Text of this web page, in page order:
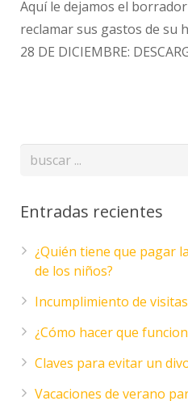
Aquí le dejamos el
reclamar sus gastos de su
28 DE DICIEMBRE:
Entradas recientes
¿Quién tiene que pagar
de los niños?
Incumplimiento de visitas
¿Cómo hacer que
Claves para evitar un
Vacaciones de verano